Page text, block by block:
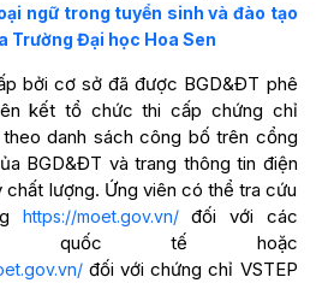
ngữ trong tuyển sinh và đào tạo
Trường Đại học Hoa Sen
bởi cơ sở đã được BGD&ĐT phê
kết tổ chức thi cấp chứng chỉ
danh sách công bố trên cổng
BGD&ĐT và trang thông tin điện
chất lượng. Ứng viên có thể tra cứu
https://moet.gov.vn/đối với các
quốc tế hoặc
đối với chứng chỉ VSTEP